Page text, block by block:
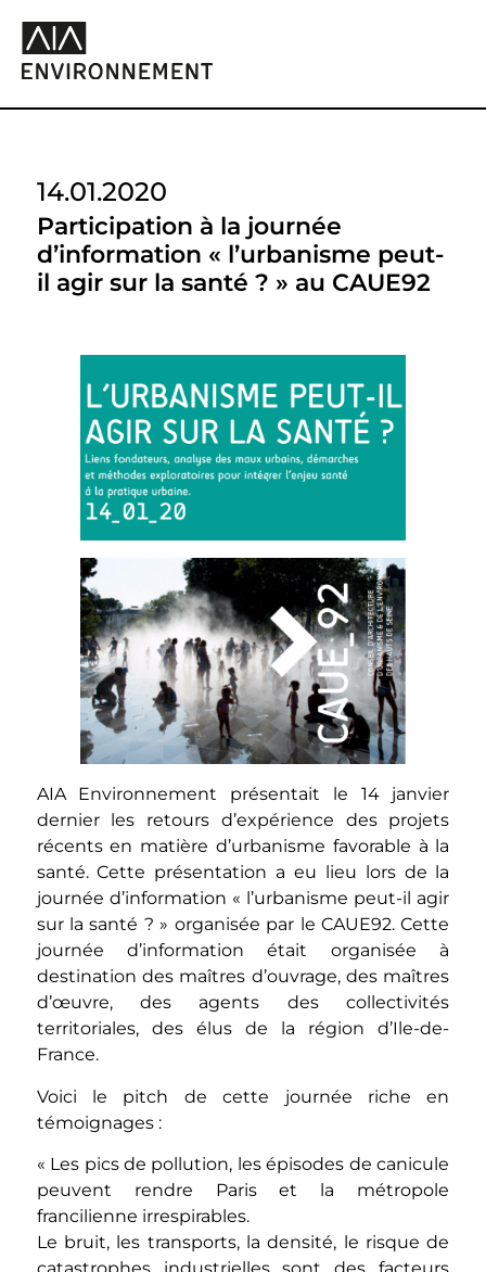
14.01.2020
Participation à la journée
d’information « l’urbanisme peut-
il agir sur la santé ? » au CAUE92
AIA Environnement présentait le 14 janvier
dernier les retours d’expérience des projets
récents en matière d’urbanisme favorable à la
santé. Cette présentation a eu lieu lors de la
journée d’information « l’urbanisme peut-il agir
sur la santé ? » organisée par le CAUE92. Cette
journée d’information était organisée à
destination des maîtres d’ouvrage, des maîtres
d’œuvre, des agents des collectivités
territoriales, des élus de la région d’Ile-de-
France.
Voici le pitch de cette journée riche en
témoignages :
« Les pics de pollution, les épisodes de canicule
peuvent rendre Paris et la métropole
francilienne irrespirables.
Le bruit, les transports, la densité, le risque de